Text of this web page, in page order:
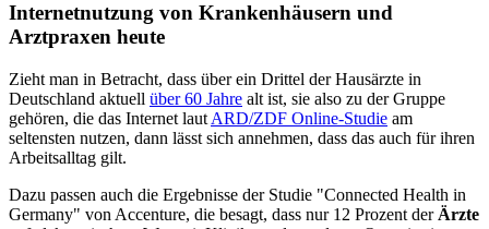
Internetnutzung von Krankenhäusern und
Arztpraxen heute
Zieht man in Betracht, dass über ein Drittel der Hausärzte in
Deutschland aktuell über 60 Jahre alt ist, sie also zu der Gruppe
gehören, die das Internet laut ARD/ZDF Online-Studie am
seltensten nutzen, dann lässt sich annehmen, dass das auch für ihren
Arbeitsalltag gilt.
Dazu passen auch die Ergebnisse der Studie "Connected Health in
Germany" von Accenture, die besagt, dass nur 12 Prozent der Ärzte